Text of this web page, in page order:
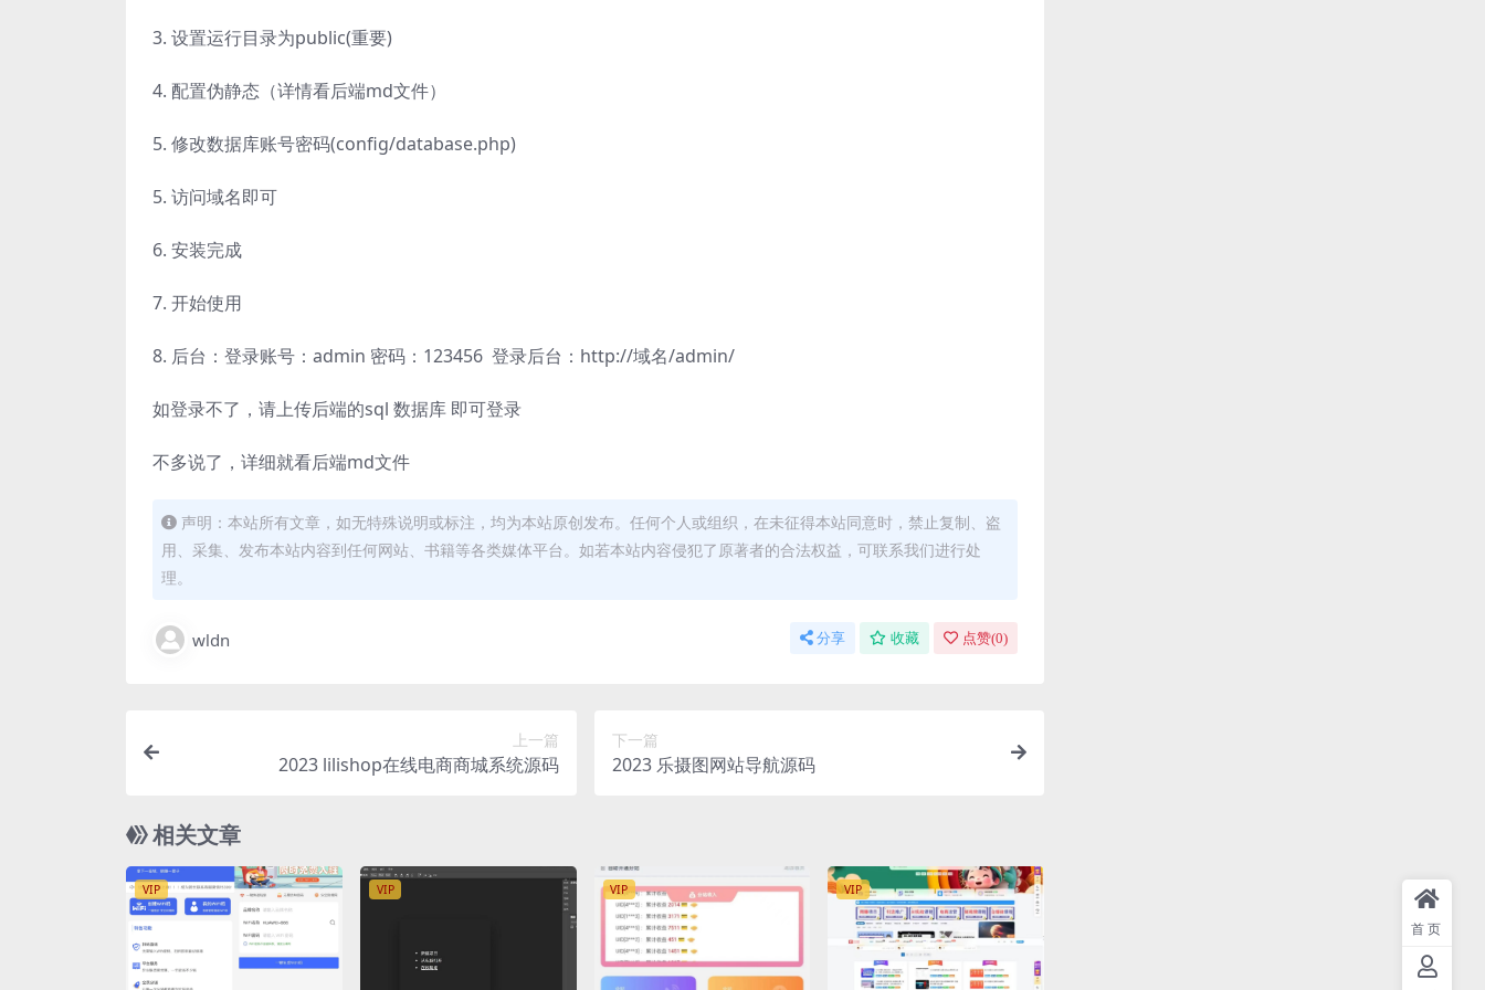
3. 设置运行目录为public(重要)
4. 配置伪静态（详情看后端md文件）
5. 修改数据库账号密码(config/database.php)
5. 访问域名即可
6. 安装完成
7. 开始使用
8. 后台：登录账号：admin 密码：123456 登录后台：http://域名/admin/
如登录不了，请上传后端的sql 数据库 即可登录
不多说了，详细就看后端md文件
声明：本站所有文章，如无特殊说明或标注，均为本站原创发布。任何个人或组织，在未征得本站同意时，禁止复制、盗
用、采集、发布本站内容到任何网站、书籍等各类媒体平台。如若本站内容侵犯了原著者的合法权益，可联系我们进行处
理。
wldn 分享 收藏 点赞(0)
上一篇
2023 lilishop在线电商商城系统源码
下一篇
2023 乐摄图网站导航源码
相关文章
VIP VIP VIP VIP
首页